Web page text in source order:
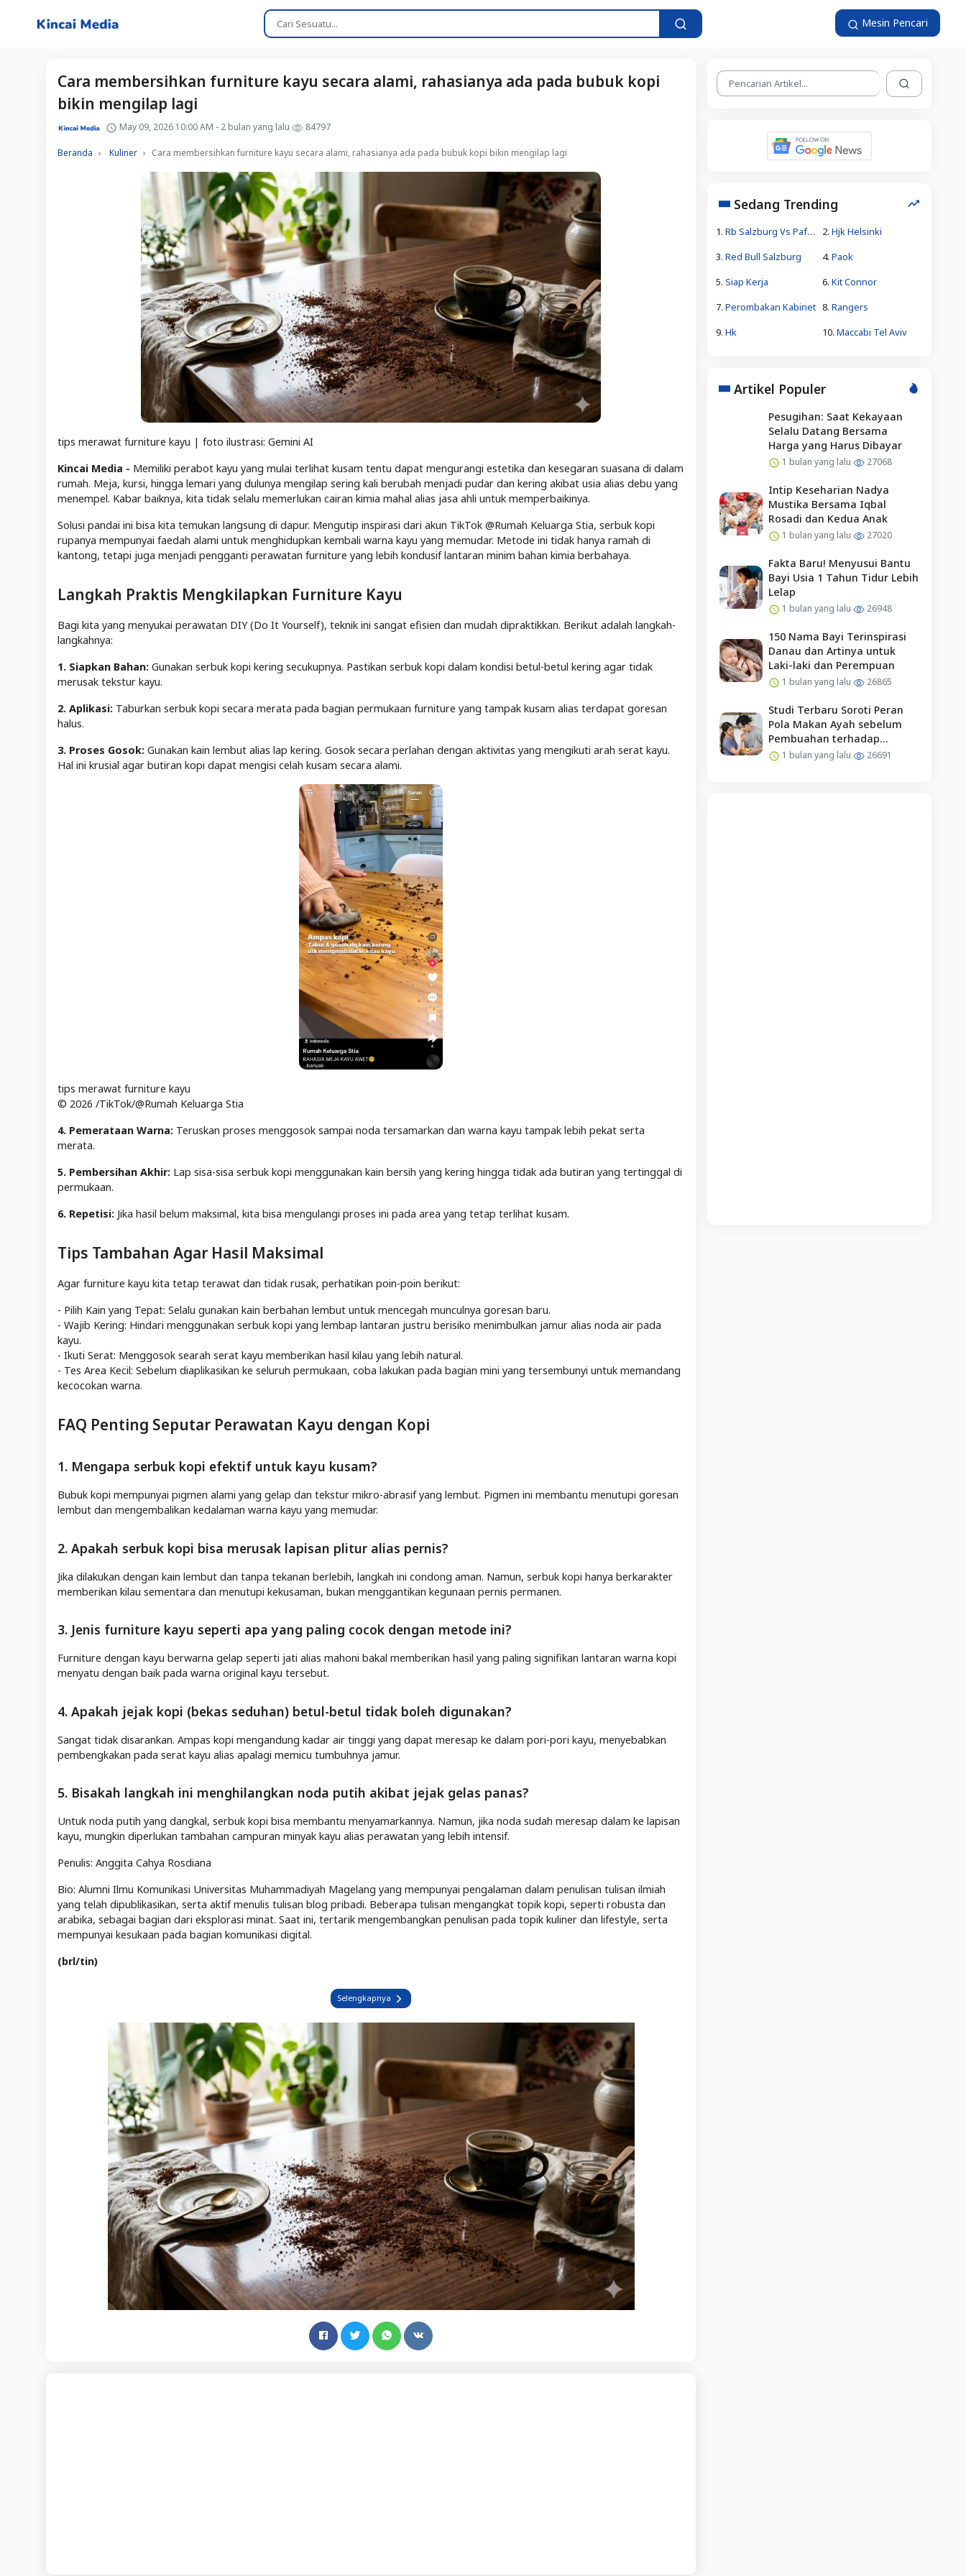
Mesin Pencari
Cara membersihkan furniture kayu secara alami, rahasianya ada pada bubuk kopi
bikin mengilap lagi
May 09, 2026 10:00 AM - 2 bulan yang lalu 84797
Beranda Kuliner Cara membersihkan furniture kayu secara alami, rahasianya ada pada bubuk kopi bikin mengilap lagi
tips merawat furniture kayu | foto ilustrasi: Gemini AI
Kincai Media - Memiliki perabot kayu yang mulai terlihat kusam tentu dapat mengurangi estetika dan kesegaran suasana di dalam
rumah. Meja, kursi, hingga lemari yang dulunya mengilap sering kali berubah menjadi pudar dan kering akibat usia alias debu yang
menempel. Kabar baiknya, kita tidak selalu memerlukan cairan kimia mahal alias jasa ahli untuk memperbaikinya.
Solusi pandai ini bisa kita temukan langsung di dapur. Mengutip inspirasi dari akun TikTok @Rumah Keluarga Stia, serbuk kopi
rupanya mempunyai faedah alami untuk menghidupkan kembali warna kayu yang memudar. Metode ini tidak hanya ramah di
kantong, tetapi juga menjadi pengganti perawatan furniture yang lebih kondusif lantaran minim bahan kimia berbahaya.
Langkah Praktis Mengkilapkan Furniture Kayu
Bagi kita yang menyukai perawatan DIY (Do It Yourself), teknik ini sangat efisien dan mudah dipraktikkan. Berikut adalah langkah-
langkahnya:
1. Siapkan Bahan: Gunakan serbuk kopi kering secukupnya. Pastikan serbuk kopi dalam kondisi betul-betul kering agar tidak
merusak tekstur kayu.
2. Aplikasi: Taburkan serbuk kopi secara merata pada bagian permukaan furniture yang tampak kusam alias terdapat goresan
halus.
3. Proses Gosok: Gunakan kain lembut alias lap kering. Gosok secara perlahan dengan aktivitas yang mengikuti arah serat kayu.
Hal ini krusial agar butiran kopi dapat mengisi celah kusam secara alami.
tips merawat furniture kayu
© 2026 /TikTok/@Rumah Keluarga Stia
4. Pemerataan Warna: Teruskan proses menggosok sampai noda tersamarkan dan warna kayu tampak lebih pekat serta
merata.
5. Pembersihan Akhir: Lap sisa-sisa serbuk kopi menggunakan kain bersih yang kering hingga tidak ada butiran yang tertinggal di
permukaan.
6. Repetisi: Jika hasil belum maksimal, kita bisa mengulangi proses ini pada area yang tetap terlihat kusam.
Tips Tambahan Agar Hasil Maksimal
Agar furniture kayu kita tetap terawat dan tidak rusak, perhatikan poin-poin berikut:
- Pilih Kain yang Tepat: Selalu gunakan kain berbahan lembut untuk mencegah munculnya goresan baru.
- Wajib Kering: Hindari menggunakan serbuk kopi yang lembap lantaran justru berisiko menimbulkan jamur alias noda air pada
kayu.
- Ikuti Serat: Menggosok searah serat kayu memberikan hasil kilau yang lebih natural.
- Tes Area Kecil: Sebelum diaplikasikan ke seluruh permukaan, coba lakukan pada bagian mini yang tersembunyi untuk memandang
kecocokan warna.
FAQ Penting Seputar Perawatan Kayu dengan Kopi
1. Mengapa serbuk kopi efektif untuk kayu kusam?
Bubuk kopi mempunyai pigmen alami yang gelap dan tekstur mikro-abrasif yang lembut. Pigmen ini membantu menutupi goresan
lembut dan mengembalikan kedalaman warna kayu yang memudar.
2. Apakah serbuk kopi bisa merusak lapisan plitur alias pernis?
Jika dilakukan dengan kain lembut dan tanpa tekanan berlebih, langkah ini condong aman. Namun, serbuk kopi hanya berkarakter
memberikan kilau sementara dan menutupi kekusaman, bukan menggantikan kegunaan pernis permanen.
3. Jenis furniture kayu seperti apa yang paling cocok dengan metode ini?
Furniture dengan kayu berwarna gelap seperti jati alias mahoni bakal memberikan hasil yang paling signifikan lantaran warna kopi
menyatu dengan baik pada warna original kayu tersebut.
4. Apakah jejak kopi (bekas seduhan) betul-betul tidak boleh digunakan?
Sangat tidak disarankan. Ampas kopi mengandung kadar air tinggi yang dapat meresap ke dalam pori-pori kayu, menyebabkan
pembengkakan pada serat kayu alias apalagi memicu tumbuhnya jamur.
5. Bisakah langkah ini menghilangkan noda putih akibat jejak gelas panas?
Untuk noda putih yang dangkal, serbuk kopi bisa membantu menyamarkannya. Namun, jika noda sudah meresap dalam ke lapisan
kayu, mungkin diperlukan tambahan campuran minyak kayu alias perawatan yang lebih intensif.
Penulis: Anggita Cahya Rosdiana
Bio: Alumni Ilmu Komunikasi Universitas Muhammadiyah Magelang yang mempunyai pengalaman dalam penulisan tulisan ilmiah
yang telah dipublikasikan, serta aktif menulis tulisan blog pribadi. Beberapa tulisan mengangkat topik kopi, seperti robusta dan
arabika, sebagai bagian dari eksplorasi minat. Saat ini, tertarik mengembangkan penulisan pada topik kuliner dan lifestyle, serta
mempunyai kesukaan pada bagian komunikasi digital.
(brl/tin)
Selengkapnya
Sedang Trending
1. Rb Salzburg Vs Pafos 2. Hjk Helsinki
3. Red Bull Salzburg 4. Paok
5. Siap Kerja 6. Kit Connor
7. Perombakan Kabinet 8. Rangers
9. Hk 10. Maccabi Tel Aviv
Artikel Populer
Pesugihan: Saat Kekayaan
Selalu Datang Bersama
Harga yang Harus Dibayar
1 bulan yang lalu 27068
Intip Keseharian Nadya
Mustika Bersama Iqbal
Rosadi dan Kedua Anak
1 bulan yang lalu 27020
Fakta Baru! Menyusui Bantu
Bayi Usia 1 Tahun Tidur Lebih
Lelap
1 bulan yang lalu 26948
150 Nama Bayi Terinspirasi
Danau dan Artinya untuk
Laki-laki dan Perempuan
1 bulan yang lalu 26865
Studi Terbaru Soroti Peran
Pola Makan Ayah sebelum
Pembuahan terhadap
Kehamilan
1 bulan yang lalu 26691